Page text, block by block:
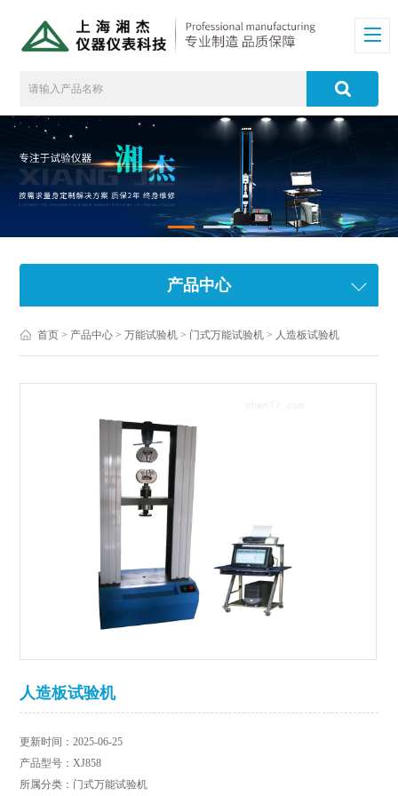
产品中心
首页 > 产品中心 >万能试验机 > 门式万能试验机 > 人造板试验机
人造板试验机
更新时间：2025-06-25
产品型号：XJ858
所属分类：门式万能试验机